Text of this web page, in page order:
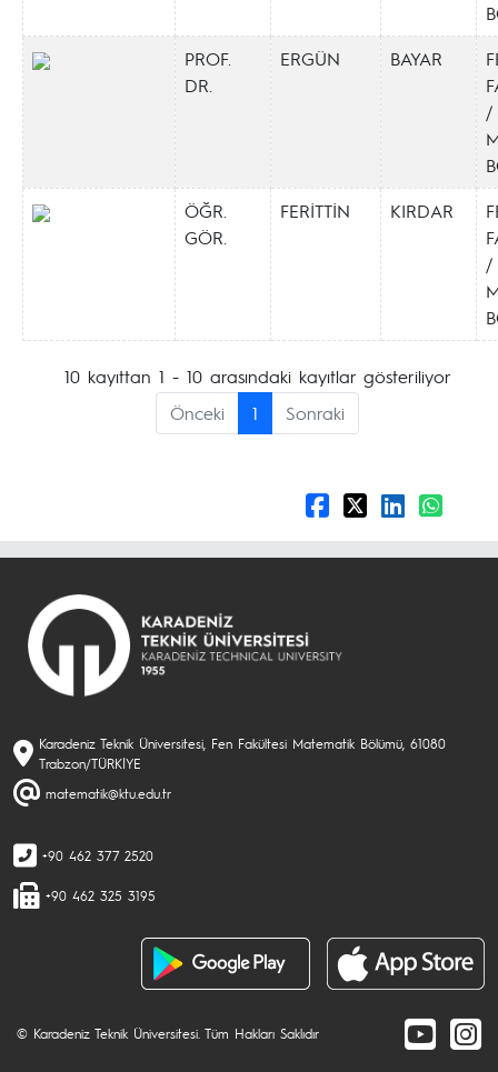
PROF.
DR.
ERGÜN BAYAR
/
ÖĞR.
GÖR.
FERİTTİN KIRDAR
/
10 kayıttan 1 - 10 arasındaki kayıtlar gösteriliyor
Önceki
1 Sonraki
Karadeniz Teknik Üniversitesi, Fen Fakültesi Matematik Bölümü, 61080
Trabzon/TÜRKİYE
matematik@ktu.edu.tr
+90 462 377 2520
+90 462 325 3195
© Karadeniz Teknik Üniversitesi. Tüm Hakları Saklıdır